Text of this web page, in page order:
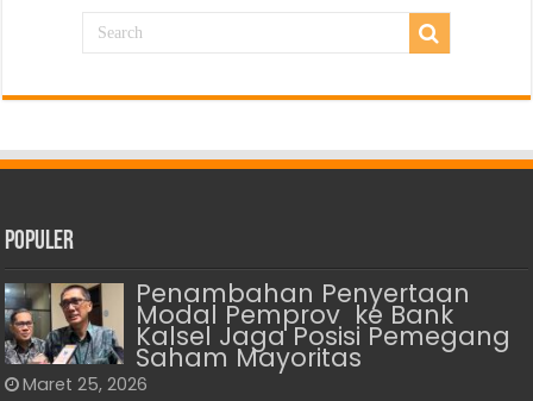
Populer
Penambahan Penyertaan
Modal Pemprov ke Bank
Kalsel Jaga Posisi Pemegang
Saham Mayoritas
Maret 25, 2026